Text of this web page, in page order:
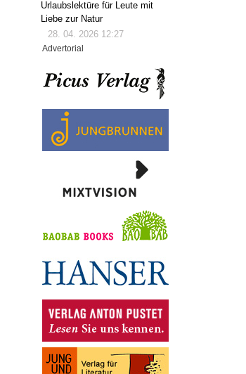
Urlaubslektüre für Leute mit
Liebe zur Natur
28. 04. 2026 12:27
Advertorial